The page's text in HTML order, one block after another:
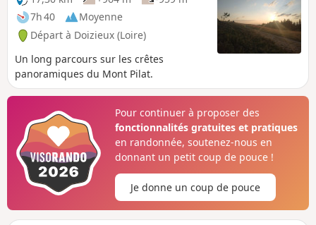
7h 40
Moyenne
Départ à Doizieux (Loire)
Un long parcours sur les crêtes
panoramiques du Mont Pilat.
Pour continuer à proposer des
fonctionnalités gratuites et pratiques
en randonnée, soutenez-nous en
donnant un petit coup de pouce !
Je donne un coup de pouce